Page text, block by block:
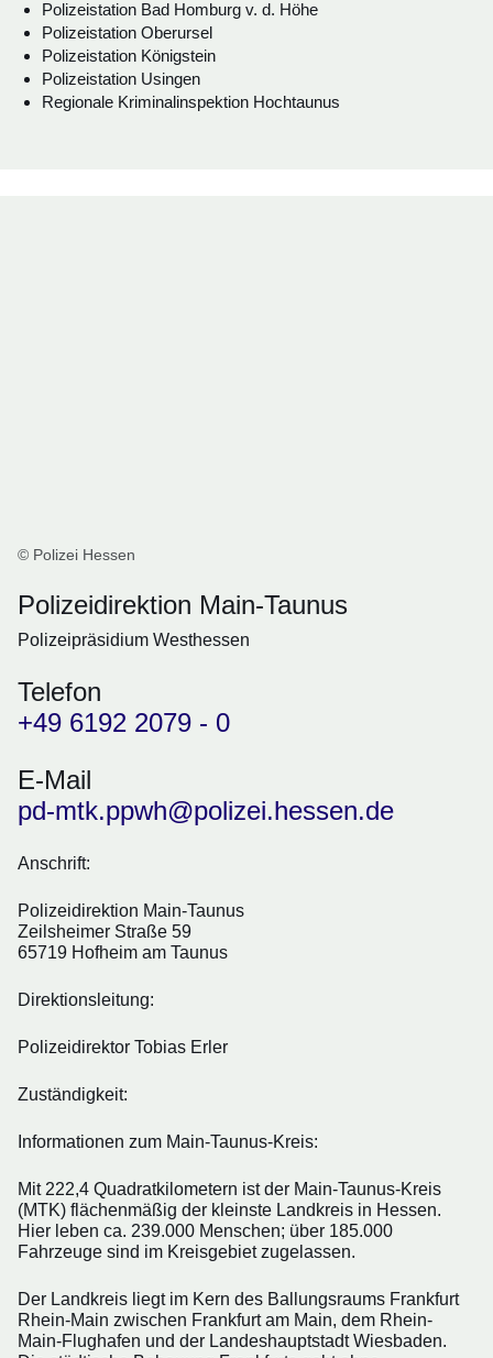
Polizeistation Bad Homburg v. d. Höhe
Polizeistation Oberursel
Polizeistation Königstein
Polizeistation Usingen
Regionale Kriminalinspektion Hochtaunus
© Polizei Hessen
Polizeidirektion Main-Taunus
Polizeipräsidium Westhessen
Telefon
+49 6192 2079 - 0
E-Mail
pd-mtk.ppwh@polizei.hessen.de
Anschrift:
Polizeidirektion Main-Taunus
Zeilsheimer Straße 59
65719 Hofheim am Taunus
Direktionsleitung:
Polizeidirektor Tobias Erler
Zuständigkeit:
Informationen zum Main-Taunus-Kreis:
Mit 222,4 Quadratkilometern ist der Main-Taunus-Kreis
(MTK) flächenmäßig der kleinste Landkreis in Hessen.
Hier leben ca. 239.000 Menschen; über 185.000
Fahrzeuge sind im Kreisgebiet zugelassen.
Der Landkreis liegt im Kern des Ballungsraums Frankfurt
Rhein-Main zwischen Frankfurt am Main, dem Rhein-
Main-Flughafen und der Landeshauptstadt Wiesbaden.